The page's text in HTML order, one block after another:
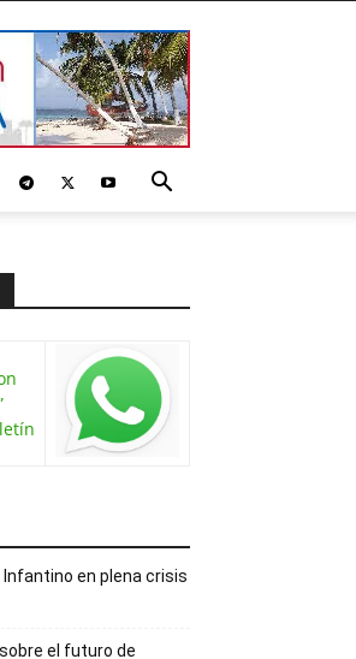
Infantino en plena crisis
el futuro de